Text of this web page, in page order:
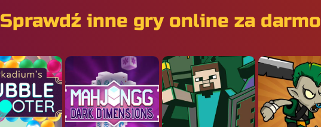
Sprawdź inne gry online za darmo